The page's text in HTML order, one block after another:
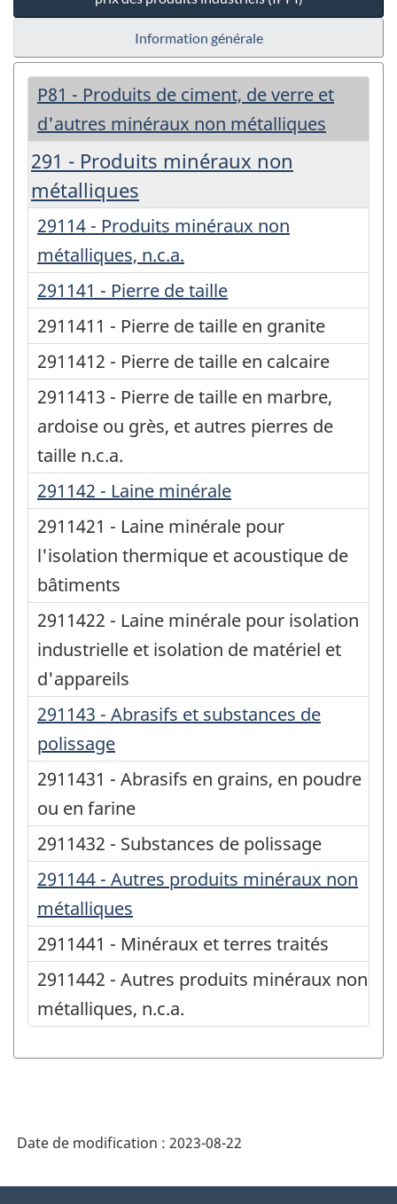
Information générale
P81 - Produits de ciment, de verre et
d'autres minéraux non métalliques
291 - Produits minéraux non
métalliques
29114 - Produits minéraux non
métalliques, n.c.a.
291141 - Pierre de taille
2911411 - Pierre de taille en granite
2911412 - Pierre de taille en calcaire
2911413 - Pierre de taille en marbre,
ardoise ou grès, et autres pierres de
taille n.c.a.
291142 - Laine minérale
2911421 - Laine minérale pour
l'isolation thermique et acoustique de
bâtiments
2911422 - Laine minérale pour isolation
industrielle et isolation de matériel et
d'appareils
291143 - Abrasifs et substances de
polissage
2911431 - Abrasifs en grains, en poudre
ou en farine
2911432 - Substances de polissage
291144 - Autres produits minéraux non
métalliques
2911441 - Minéraux et terres traités
2911442 - Autres produits minéraux non
métalliques, n.c.a.
Date de modification : 2023-08-22